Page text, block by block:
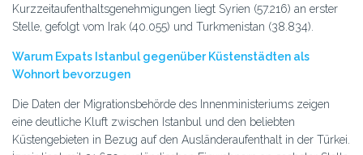
Kurzzeitaufenthaltsgenehmigungen liegt Syrien (57.216) an erster
Stelle, gefolgt vom Irak (40.055) und Turkmenistan (38.834).
Warum Expats Istanbul gegenüber Küstenstädten als
Wohnort bevorzugen
Die Daten der Migrationsbehörde des Innenministeriums zeigen
eine deutliche Kluft zwischen Istanbul und den beliebten
Küstengebieten in Bezug auf den Ausländeraufenthalt in der Türkei.